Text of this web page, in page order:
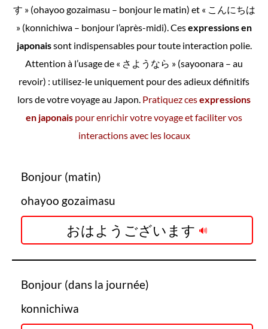
す » (ohayoo gozaimasu – bonjour le matin) et « こんにちは
» (konnichiwa – bonjour l’après-midi). Cesexpressions en
japonaissont indispensables pour toute interaction polie.
Attention à l’usage de « さようなら » (sayoonara – au
revoir) : utilisez-le uniquement pour des adieux définitifs
lors de votre voyage au Japon. Pratiquez cesexpressions
en japonais pour enrichir votre voyage et faciliter vos
interactions avec les locaux
Bonjour (matin)
ohayoo gozaimasu
おはようございます
Bonjour (dans la journée)
konnichiwa